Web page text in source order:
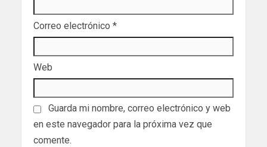
Correo electrónico *
Web
Guarda mi nombre, correo electrónico y web
en este navegador para la próxima vez que
comente.